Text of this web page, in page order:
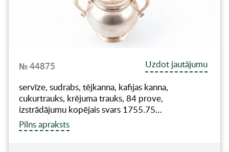
№ 44875
Uzdot jautājumu
servīze, sudrabs, tējkanna, kafijas kanna,
cukurtrauks, krējuma trauks, 84 prove,
izstrādājumu kopējais svars 1755.75…
Pilns apraksts